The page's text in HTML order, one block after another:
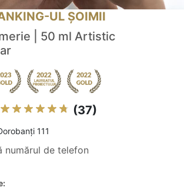
UL ȘOIMII
| 50 ml Artistic
(37)
111
numărul de telefon